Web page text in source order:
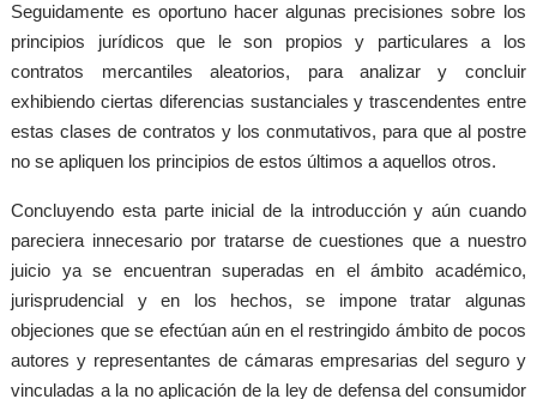
Seguidamente es oportuno hacer algunas precisiones sobre los
principios jurídicos que le son propios y particulares a los
contratos mercantiles aleatorios, para analizar y concluir
exhibiendo ciertas diferencias sustanciales y trascendentes entre
estas clases de contratos y los conmutativos, para que al postre
no se apliquen los principios de estos últimos a aquellos otros.
Concluyendo esta parte inicial de la introducción y aún cuando
pareciera innecesario por tratarse de cuestiones que a nuestro
juicio ya se encuentran superadas en el ámbito académico,
jurisprudencial y en los hechos, se impone tratar algunas
objeciones que se efectúan aún en el restringido ámbito de pocos
autores y representantes de cámaras empresarias del seguro y
vinculadas a la no aplicación de la ley de defensa del consumidor